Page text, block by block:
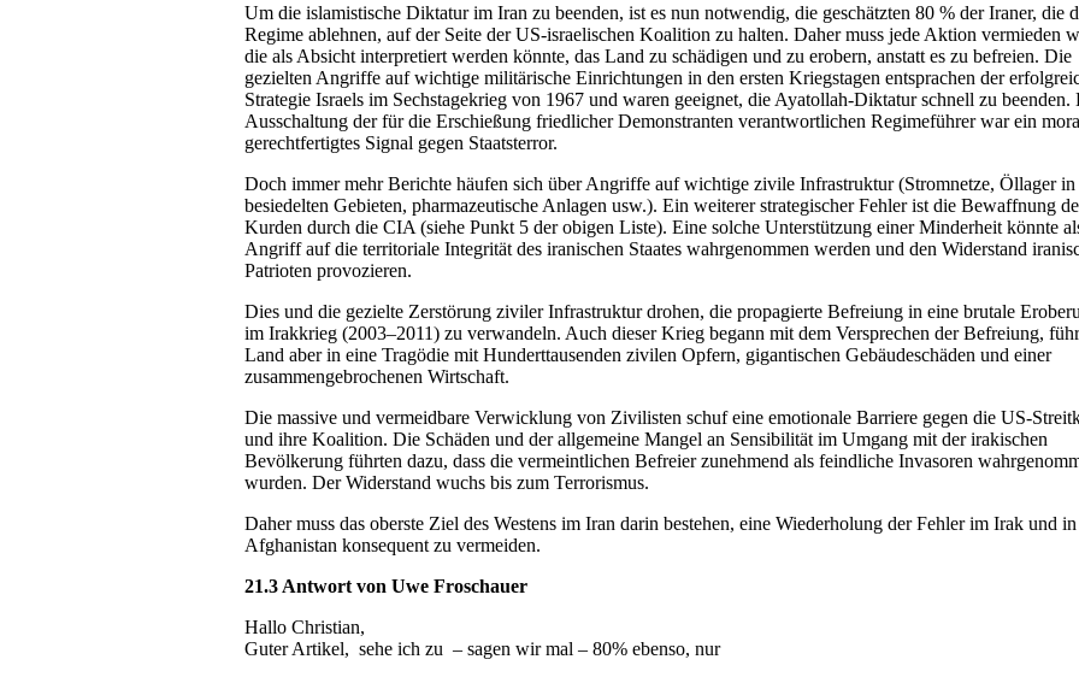
Um die islamistische Diktatur im Iran zu beenden, ist es nun notwendig, die geschätzten 80 % der Iraner, die
Regime ablehnen, auf der Seite der US-israelischen Koalition zu halten. Daher muss jede Aktion vermieden
die als Absicht interpretiert werden könnte, das Land zu schädigen und zu erobern, anstatt es zu befreien. Die
gezielten Angriffe auf wichtige militärische Einrichtungen in den ersten Kriegstagen entsprachen der
Strategie Israels im Sechstagekrieg von 1967 und waren geeignet, die Ayatollah-Diktatur schnell zu beenden.
Ausschaltung der für die Erschießung friedlicher Demonstranten verantwortlichen Regimeführer war ein
gerechtfertigtes Signal gegen Staatsterror.
Doch immer mehr Berichte häufen sich über Angriffe auf wichtige zivile Infrastruktur (Stromnetze, Öllager in
besiedelten Gebieten, pharmazeutische Anlagen usw.). Ein weiterer strategischer Fehler ist die Bewaffnung
Kurden durch die CIA (siehe Punkt 5 der obigen Liste). Eine solche Unterstützung einer Minderheit könnte
Angriff auf die territoriale Integrität des iranischen Staates wahrgenommen werden und den Widerstand
Patrioten provozieren.
Dies und die gezielte Zerstörung ziviler Infrastruktur drohen, die propagierte Befreiung in eine brutale
im Irakkrieg (2003–2011) zu verwandeln. Auch dieser Krieg begann mit dem Versprechen der Befreiung,
Land aber in eine Tragödie mit Hunderttausenden zivilen Opfern, gigantischen Gebäudeschäden und einer
zusammengebrochenen Wirtschaft.
Die massive und vermeidbare Verwicklung von Zivilisten schuf eine emotionale Barriere gegen die US-
und ihre Koalition. Die Schäden und der allgemeine Mangel an Sensibilität im Umgang mit der irakischen
Bevölkerung führten dazu, dass die vermeintlichen Befreier zunehmend als feindliche Invasoren
wurden. Der Widerstand wuchs bis zum Terrorismus.
Daher muss das oberste Ziel des Westens im Iran darin bestehen, eine Wiederholung der Fehler im Irak und in
Afghanistan konsequent zu vermeiden.
21.3 Antwort von Uwe Froschauer
Hallo Christian,
Guter Artikel, sehe ich zu – sagen wir mal – 80% ebenso, nur